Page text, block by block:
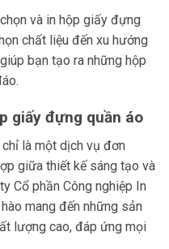
và in hộp giấy đựng
chất liệu đến xu hướng
bạn tạo ra những hộp
giấy đựng quần áo
là một dịch vụ đơn
giữa thiết kế sáng tạo và
Cổ phần Công nghiệp In
mang đến những sản
lượng cao, đáp ứng mọi